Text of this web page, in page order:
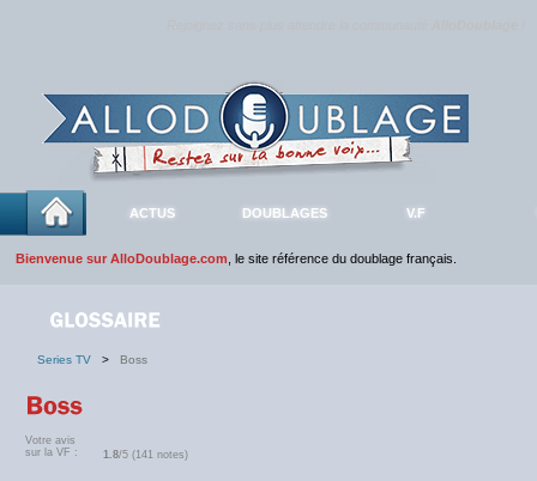
ACTUS DOUBLAGES V.F
Bienvenue sur AlloDoublage.com , le site référence du doublage français.
Series TV > Boss
Votre avis
sur la VF :
1.8/5 (141 notes)